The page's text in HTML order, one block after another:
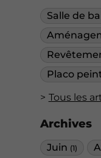
Salle de
Placo
Tous les
Archives
Juin (1)